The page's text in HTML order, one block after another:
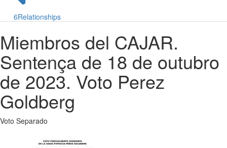
6Relationships
Miembros del CAJAR.
Sentença de 18 de outubro
de 2023. Voto Perez
Goldberg
Voto Separado